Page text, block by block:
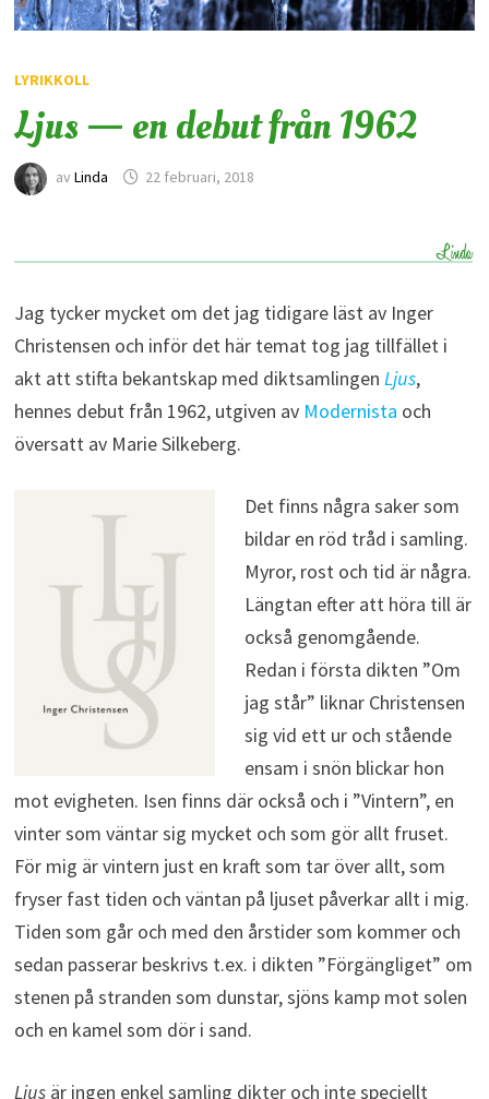
LYRIKKOLL
Ljus — en debut från 1962
av Linda 22 februari, 2018
Jag tycker mycket om det jag tidigare läst av Inger
Christensen och inför det här temat tog jag tillfället i
akt att stifta bekantskap med diktsamlingen Ljus,
hennes debut från 1962, utgiven av Modernista och
översatt av Marie Silkeberg.
Det finns några saker som
bildar en röd tråd i samling.
Myror, rost och tid är några.
Längtan efter att höra till är
också genomgående.
Redan i första dikten ”Om
jag står” liknar Christensen
sig vid ett ur och stående
ensam i snön blickar hon
mot evigheten. Isen finns där också och i ”Vintern”, en
vinter som väntar sig mycket och som gör allt fruset.
För mig är vintern just en kraft som tar över allt, som
fryser fast tiden och väntan på ljuset påverkar allt i mig.
Tiden som går och med den årstider som kommer och
sedan passerar beskrivs t.ex. i dikten ”Förgängliget” om
stenen på stranden som dunstar, sjöns kamp mot solen
och en kamel som dör i sand.
Ljusär ingen enkel samling dikter och inte speciellt